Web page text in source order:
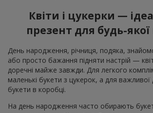
Квіти і цукерки —
презент для будь-
День народження, річниця, подяка,
або просто бажання підняти настрій —
доречні майже завжди. Для легкого
маленькі букети з цукерок, а для
букети в коробці.
На день народження часто обирають